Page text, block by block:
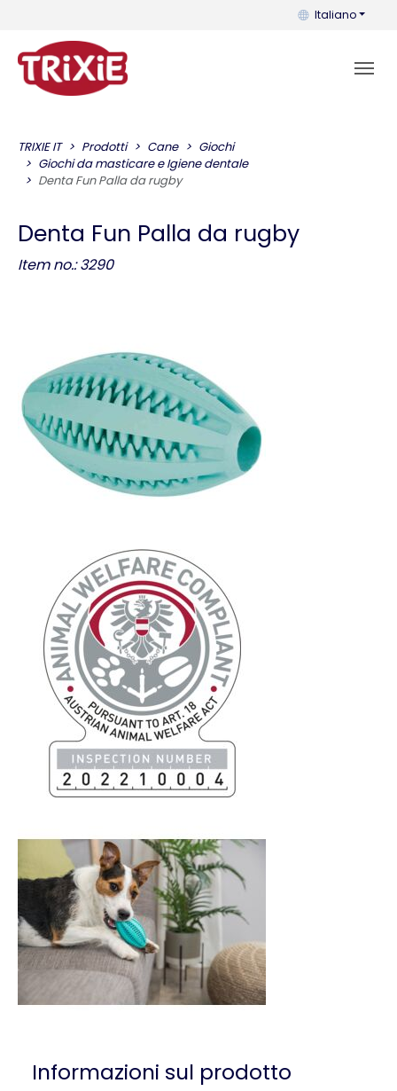
Puoi cambiare
Italiano
TRIXIE IT Prodotti Cane
Giochi
Giochi da masticare e Igiene dentale
Denta Fun Palla da rugby
Denta Fun Palla da rugby
Item no.: 3290
Informazioni sul prodotto